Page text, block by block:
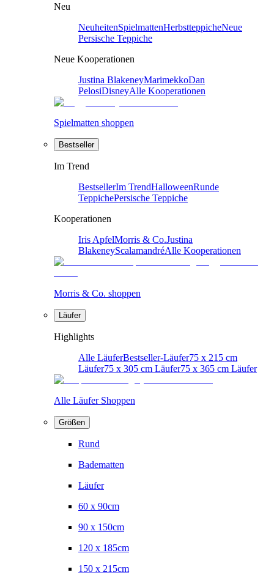
Neu
NeuheitenSpielmattenHerbstteppicheNeue
Persische Teppiche
Neue Kooperationen
Justina BlakeneyMarimekkoDan
PelosiDisneyAlle Kooperationen
Spielmatten shoppen
Bestseller
Im Trend
BestsellerIm TrendHalloweenRunde
TeppichePersische Teppiche
Kooperationen
Iris ApfelMorris & Co.Justina
BlakeneyScalamandréAlle Kooperationen
Morris & Co. shoppen
Läufer
Highlights
Alle LäuferBestseller-Läufer75 x 215 cm
Läufer75 x 305 cm Läufer75 x 365 cm Läufer
Alle Läufer Shoppen
Größen
Rund
Badematten
Läufer
60 x 90cm
90 x 150cm
120 x 185cm
150 x 215cm